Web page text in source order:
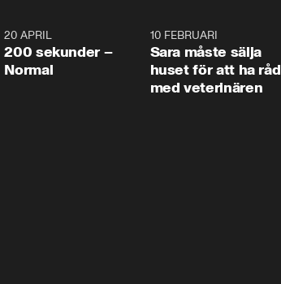
20 APRIL
200 sekunder –
Normal
10 FEBRUARI
Sara måste sälja
huset för att ha råd
med veterinären